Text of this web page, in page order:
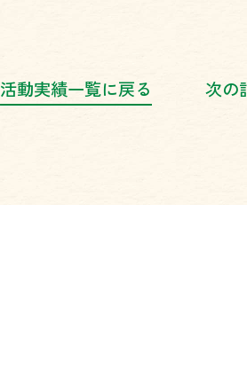
活動実績一覧に戻る 次の